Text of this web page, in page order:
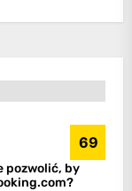
69
pozwolić, by